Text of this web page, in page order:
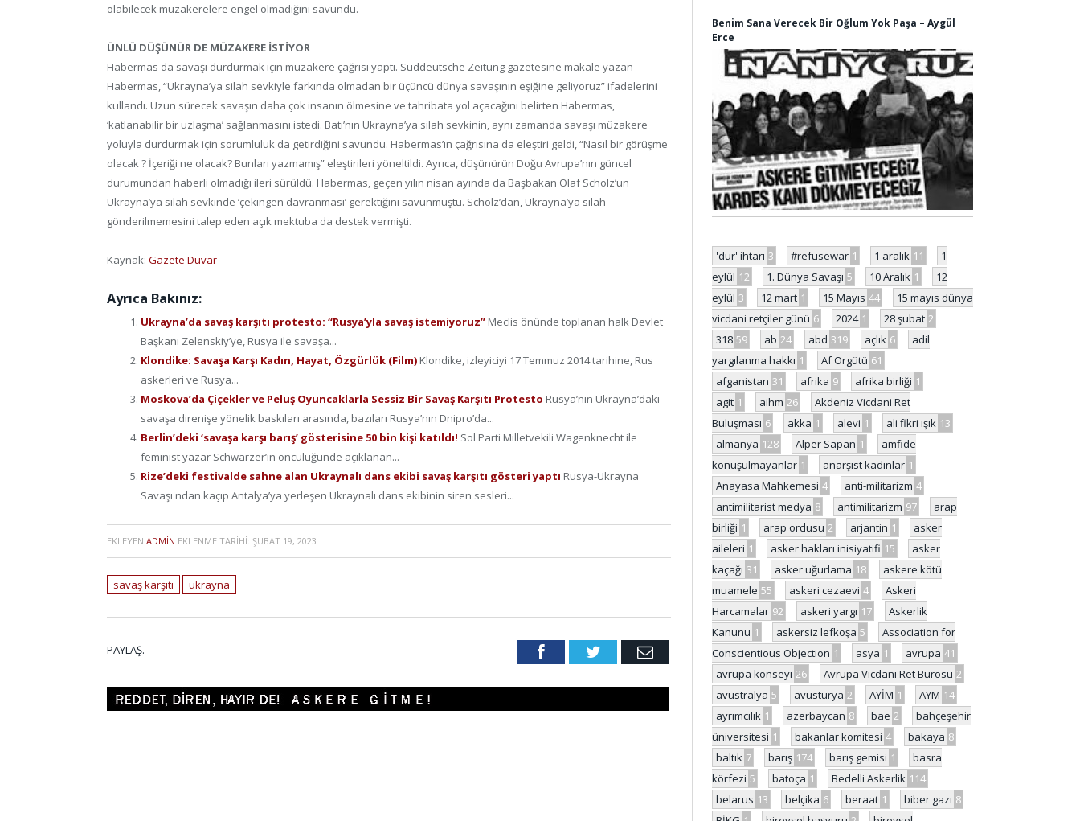
olabilecek müzakerelere engel olmadığını savundu.
ÜNLÜ DÜŞÜNÜR DE MÜZAKERE İSTİYOR
Habermas da savaşı durdurmak için müzakere çağrısı yaptı. Süddeutsche Zeitung gazetesine makale yazan
Habermas, “Ukrayna’ya silah sevkiyle farkında olmadan bir üçüncü dünya savaşının eşiğine geliyoruz” ifadelerini
kullandı. Uzun sürecek savaşın daha çok insanın ölmesine ve tahribata yol açacağını belirten Habermas,
‘katlanabilir bir uzlaşma’ sağlanmasını istedi. Batı’nın Ukrayna’ya silah sevkinin, aynı zamanda savaşı müzakere
yoluyla durdurmak için sorumluluk da getirdiğini savundu. Habermas’ın çağrısına da eleştiri geldi, “Nasıl bir görüşme
olacak ? İçeriği ne olacak? Bunları yazmamış” eleştirileri yöneltildi. Ayrıca, düşünürün Doğu Avrupa’nın güncel
durumundan haberli olmadığı ileri sürüldü. Habermas, geçen yılın nisan ayında da Başbakan Olaf Scholz’un
Ukrayna’ya silah sevkinde ‘çekingen davranması’ gerektiğini savunmuştu. Scholz’dan, Ukrayna’ya silah
gönderilmemesini talep eden açık mektuba da destek vermişti.
Kaynak: Gazete Duvar
Ayrıca Bakınız:
Ukrayna’da savaş karşıtı protesto: “Rusya’yla savaş istemiyoruz” Meclis önünde toplanan halk Devlet
Başkanı Zelenskiy’ye, Rusya ile savaşa...
Klondike: Savaşa Karşı Kadın, Hayat, Özgürlük (Film) Klondike, izleyiciyi 17 Temmuz 2014 tarihine, Rus
askerleri ve Rusya...
Moskova’da Çiçekler ve Peluş Oyuncaklarla Sessiz Bir Savaş Karşıtı Protesto Rusya’nın Ukrayna’daki
savaşa direnişe yönelik baskıları arasında, bazıları Rusya’nın Dnipro’da...
Berlin’deki ‘savaşa karşı barış’ gösterisine 50 bin kişi katıldı! Sol Parti Milletvekili Wagenknecht ile
feminist yazar Schwarzer’in öncülüğünde açıklanan...
Rize’deki festivalde sahne alan Ukraynalı dans ekibi savaş karşıtı gösteri yaptı Rusya-Ukrayna
Savaşı'ndan kaçıp Antalya’ya yerleşen Ukraynalı dans ekibinin siren sesleri...
EKLEYEN ADMIN EKLENME TARIHI: ŞUBAT 19, 2023
savaş karşıtı ukrayna
PAYLAŞ. FacebookTwitter Email
Benim Sana Verecek Bir Oğlum Yok Paşa – Aygül
Erce
'dur' ihtarı 3 #refusewar 1 1 aralık 11
1
eylül 12 1. Dünya Savaşı 5 10 Aralık 1
12
eylül 3 12 mart 1 15 Mayıs 44
15 mayıs dünya
vicdani retçiler günü 6 2024 1 28 şubat 2
318 59 ab 24 abd 319 açlık 6
adil
yargılanma hakkı 1 Af Örgütü 61
afganistan 31 afrika 9 afrika birliği 1
agit 1 aihm 26
Akdeniz Vicdani Ret
Buluşması 6 akka 1 alevi 1 ali fikri ışık 13
almanya 128 Alper Sapan 1
amfide
konuşulmayanlar 1 anarşist kadınlar 1
Anayasa Mahkemesi 4 anti-militarizm 4
antimilitarist medya 8 antimilitarizm 97
arap
birliği 1 arap ordusu 2 arjantin 1
asker
aileleri 1 asker hakları inisiyatifi 15
asker
kaçağı 31 asker uğurlama 18
askere kötü
muamele 55 askeri cezaevi 4
Askeri
Harcamalar 92 askeri yargı 17
Askerlik
Kanunu 1 askersiz lefkoşa 5
Association for
Conscientious Objection 1 asya 1 avrupa 41
avrupa konseyi 26 Avrupa Vicdani Ret Bürosu 2
avustralya 5 avusturya 2 AYİM 1 AYM 14
ayrımcılık 1 azerbaycan 8 bae 2
bahçeşehir
üniversitesi 1 bakanlar komitesi 4 bakaya 8
baltık 7 barış 174 barış gemisi 1
basra
körfezi 5 batoça 1 Bedelli Askerlik 114
belarus 13 belçika 6 beraat 1 biber gazı 8